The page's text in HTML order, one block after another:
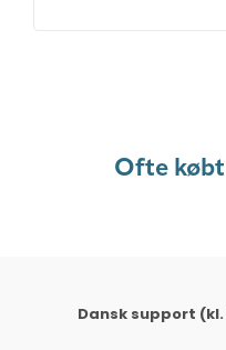
Ofte købt
Dansk support (kl.